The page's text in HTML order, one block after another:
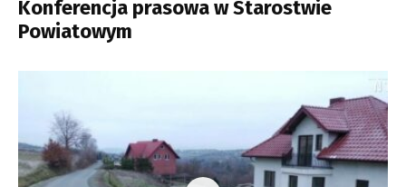
Konferencja prasowa w Starostwie
Powiatowym